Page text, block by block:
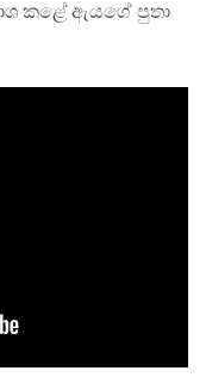
කළේ ඇයගේ පුතා